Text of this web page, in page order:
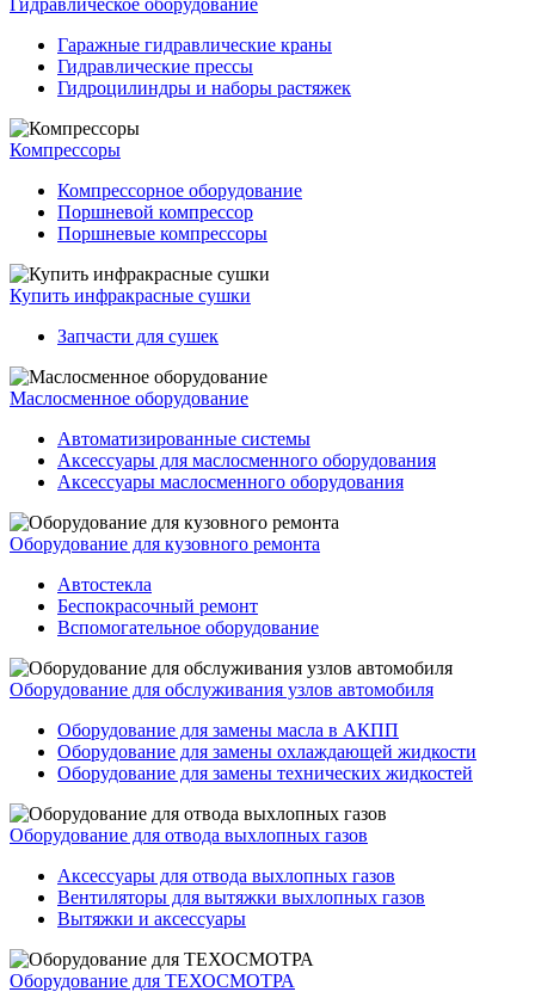
Гаражные гидравлические краны
Гидравлические прессы
Гидроцилиндры и наборы растяжек
Компрессоры
Компрессорное оборудование
Поршневой компрессор
Поршневые компрессоры
Купить инфракрасные сушки
Запчасти для сушек
Маслосменное оборудование
Автоматизированные системы
Аксессуары для маслосменного оборудования
Аксессуары маслосменного оборудования
Оборудование для кузовного ремонта
Автостекла
Беспокрасочный ремонт
Вспомогательное оборудование
Оборудование для обслуживания узлов автомобиля
Оборудование для замены масла в АКПП
Оборудование для замены охлаждающей жидкости
Оборудование для замены технических жидкостей
Оборудование для отвода выхлопных газов
Аксессуары для отвода выхлопных газов
Вентиляторы для вытяжки выхлопных газов
Вытяжки и аксессуары
Оборудование для ТЕХОСМОТРА